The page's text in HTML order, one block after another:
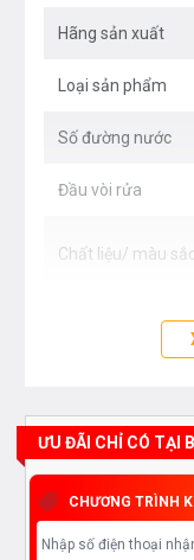
Hãng sản xuất
Loại sản phẩm
Số đường nước
Đầu vòi rửa
Chất liệu/ màu sắc
ƯU ĐÃI CHỈ CÓ TẠI
CHƯƠNG TRÌNH